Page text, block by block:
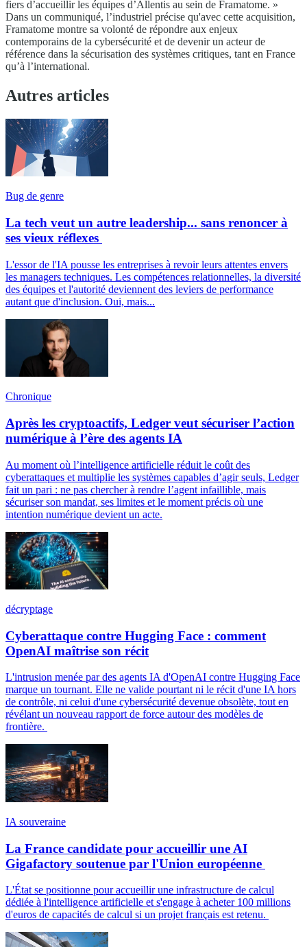
fiers d’accueillir les équipes d’Allentis au sein de Framatome. »
Dans un communiqué, l’industriel précise qu'avec cette acquisition,
Framatome montre sa volonté de répondre aux enjeux
contemporains de la cybersécurité et de devenir un acteur de
référence dans la sécurisation des systèmes critiques, tant en France
qu’à l’international.
Autres articles
Bug de genre
La tech veut un autre leadership... sans renoncer à
ses vieux réflexes
L'essor de l'IA pousse les entreprises à revoir leurs attentes envers
les managers techniques. Les compétences relationnelles, la diversité
des équipes et l'autorité deviennent des leviers de performance
autant que d'inclusion. Oui, mais...
Chronique
Après les cryptoactifs, Ledger veut sécuriser l’action
numérique à l’ère des agents IA
Au moment où l’intelligence artificielle réduit le coût des
cyberattaques et multiplie les systèmes capables d’agir seuls, Ledger
fait un pari : ne pas chercher à rendre l’agent infaillible, mais
sécuriser son mandat, ses limites et le moment précis où une
intention numérique devient un acte.
décryptage
Cyberattaque contre Hugging Face : comment
OpenAI maîtrise son récit
L'intrusion menée par des agents IA d'OpenAI contre Hugging Face
marque un tournant. Elle ne valide pourtant ni le récit d'une IA hors
de contrôle, ni celui d'une cybersécurité devenue obsolète, tout en
révélant un nouveau rapport de force autour des modèles de
frontière.
IA souveraine
La France candidate pour accueillir une AI
Gigafactory soutenue par l'Union européenne
L'État se positionne pour accueillir une infrastructure de calcul
dédiée à l'intelligence artificielle et s'engage à acheter 100 millions
d'euros de capacités de calcul si un projet français est retenu.